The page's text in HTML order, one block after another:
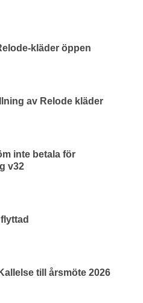
kläder öppen
av Relode kläder
inte betala för
v32
till årsmöte 2026